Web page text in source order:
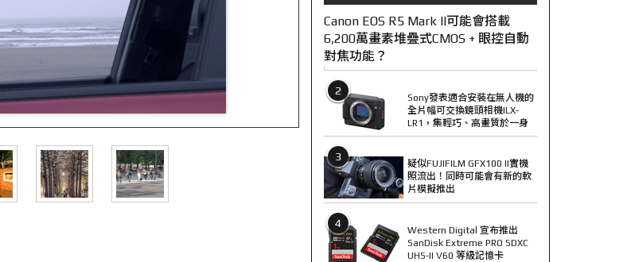
Canon EOS R5 Mark II可能會搭載
6,200萬畫素堆疊式CMOS + 眼控自動
對焦功能？
2
Sony發表適合安裝在無人機的
全片幅可交換鏡頭相機ILX-
LR1，集輕巧、高畫質於一身
3
疑似FUJIFILM GFX100 II實機
照流出！同時可能會有新的軟
片模擬推出
4
Western Digital 宣布推出
SanDisk Extreme PRO SDXC
UHS-II V60 等級記憶卡